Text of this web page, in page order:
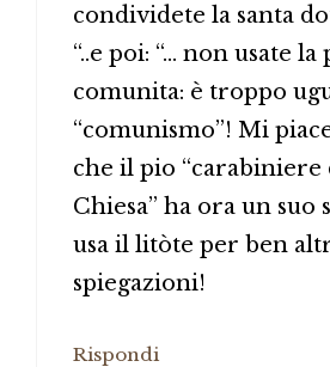
condividete la santa
“..e poi: “… non usate la
comunita: è troppo
“comunismo”! Mi
che il pio “carabiniere
Chiesa” ha ora un suo
usa il litòte per ben
spiegazioni!
Rispondi